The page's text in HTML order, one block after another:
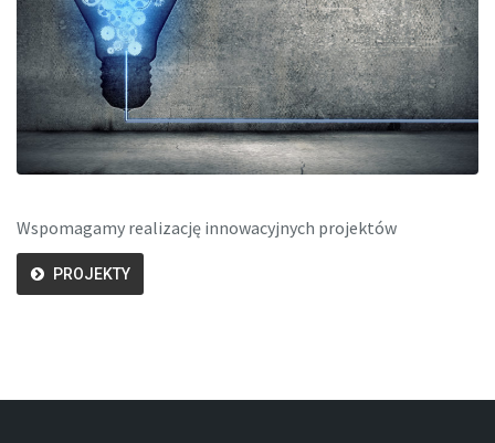
Wspomagamy realizację innowacyjnych projektów
PROJEKTY